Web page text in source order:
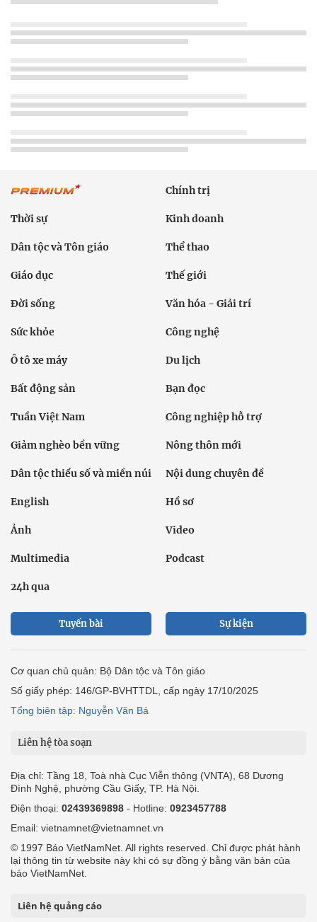
Chính trị
Thời sự Kinh doanh
Dân tộc và Tôn giáo Thể thao
Giáo dục Thế giới
Đời sống Văn hóa - Giải trí
Sức khỏe Công nghệ
Ô tô xe máy Du lịch
Bất động sản Bạn đọc
Tuần Việt Nam Công nghiệp hỗ trợ
Giảm nghèo bền vững Nông thôn mới
Dân tộc thiểu số và miền núi Nội dung chuyên đề
English Hồ sơ
Ảnh Video
Multimedia Podcast
24h qua
Tuyến bài Sự kiện
Cơ quan chủ quản: Bộ Dân tộc và Tôn giáo
Số giấy phép: 146/GP-BVHTTDL, cấp ngày 17/10/2025
Tổng biên tập: Nguyễn Văn Bá
Liên hệ tòa soạn
Địa chỉ: Tầng 18, Toà nhà Cục Viễn thông (VNTA), 68 Dương
Đình Nghệ, phường Cầu Giấy, TP. Hà Nội.
Điện thoại: 02439369898 - Hotline: 0923457788
Email: vietnamnet@vietnamnet.vn
© 1997 Báo VietNamNet. All rights reserved. Chỉ được phát hành
lại thông tin từ website này khi có sự đồng ý bằng văn bản của
báo VietNamNet.
Liên hệ quảng cáo